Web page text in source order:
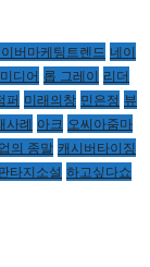
버마케팅트렌드 네이
디어 롭 그레이 리더
퍼 미래의창 민은정 뷰
사례 아크 오씨아줌마
의 종말 캐시버타이징
타지소설 하고싶다쇼